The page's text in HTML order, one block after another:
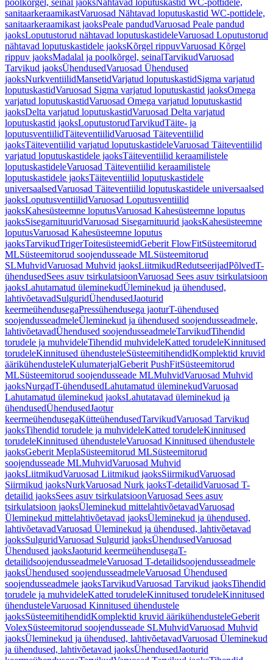
poolkõrgel, seinal jaoksNähtavad loputuskastid WC-pottidele,
sanitaarkeraamikastVaruosad Nähtavad loputuskastid WC-pottidele,
sanitaarkeraamikast jaoksPeale pandudVaruosad Peale pandud
jaoksLoputustorud nähtavad loputuskastideleVaruosad Loputustorud
nähtavad loputuskastidele jaoksKõrgel rippuvVaruosad Kõrgel
rippuv jaoksMadalal ja poolkõrgel, seinalTarvikudVaruosad
Tarvikud jaoksÜhendusedVaruosad Ühendused
jaoksNurkventiilidMansetidVarjatud loputuskastidSigma varjatud
loputuskastidVaruosad Sigma varjatud loputuskastid jaoksOmega
varjatud loputuskastidVaruosad Omega varjatud loputuskastid
jaoksDelta varjatud loputuskastidVaruosad Delta varjatud
loputuskastid jaoksLoputustorudTarvikudTäite- ja
loputusventiilidTäiteventiilidVaruosad Täiteventiilid
jaoksTäiteventiilid varjatud loputuskastideleVaruosad Täiteventiilid
varjatud loputuskastidele jaoksTäiteventiilid keraamilistele
loputuskastideleVaruosad Täiteventiilid keraamilistele
loputuskastidele jaoksTäiteventiilid loputuskastidele
universaalsedVaruosad Täiteventiilid loputuskastidele universaalsed
jaoksLoputusventiilidVaruosad Loputusventiilid
jaoksKahesüsteemne loputusVaruosad Kahesüsteemne loputus
jaoksSisegarnituuridVaruosad Sisegarnituurid jaoksKahesüsteemne
loputusVaruosad Kahesüsteemne loputus
jaoksTarvikudTrigerToitesüsteemidGeberit FlowFitSüsteemitorud
MLSüsteemitorud soojendusseade MLSüsteemitorud
SLMuhvidVaruosad Muhvid jaoksLiitmikudRedutseerijadPõlvedT-
ühendusedSees asuv tsirkulatsioonVaruosad Sees asuv tsirkulatsioon
jaoksLahutamatud üleminekudÜleminekud ja ühendused,
lahtivõetavadSulguridÜhendusedJaoturid
keermeühendusegaPressühendusega jaoturT-ühendused
soojendusseadmeleÜleminekud ja ühendused soojendusseadmele,
lahtivõetavadÜhendused soojendusseadmeleTarvikudTihendid
torudele ja muhvideleTihendid muhvideleKatted torudeleKinnitused
torudeleKinnitused ühendusteleSüsteemitihendidKomplektid kruvid
äärikühendusteleKulumaterjalGeberit PushFitSüsteemitorud
MLSüsteemitorud soojendusseade MLMuhvidVaruosad Muhvid
jaoksNurgadT-ühendusedLahutamatud üleminekudVaruosad
Lahutamatud üleminekud jaoksLahutatavad üleminekud ja
ühendusedÜhendusedJaotur
keermeühendusegaKütteühendusedTarvikudVaruosad Tarvikud
jaoksTihendid torudele ja muhvideleKatted torudeleKinnitused
torudeleKinnitused ühendusteleVaruosad Kinnitused ühendustele
jaoksGeberit MeplaSüsteemitorud MLSüsteemitorud
soojendusseade MLMuhvidVaruosad Muhvid
jaoksLiitmikudVaruosad Liitmikud jaoksSiirmikudVaruosad
Siirmikud jaoksNurkVaruosad Nurk jaoksT-detailidVaruosad T-
detailid jaoksSees asuv tsirkulatsioonVaruosad Sees asuv
tsirkulatsioon jaoksÜleminekud mittelahtivõetavadVaruosad
Üleminekud mittelahtivõetavad jaoksÜleminekud ja ühendused,
lahtivõetavadVaruosad Üleminekud ja ühendused, lahtivõetavad
jaoksSulguridVaruosad Sulgurid jaoksÜhendusedVaruosad
Ühendused jaoksJaoturid keermeühendusegaT-
detailidsoojendusseadmeleVaruosad T-detailidsoojendusseadmele
jaoksÜhendused soojendusseadmeleVaruosad Ühendused
soojendusseadmele jaoksTarvikudVaruosad Tarvikud jaoksTihendid
torudele ja muhvideleKatted torudeleKinnitused torudeleKinnitused
ühendusteleVaruosad Kinnitused ühendustele
jaoksSüsteemitihendidKomplektid kruvid äärikühendusteleGeberit
VolexSüsteemitorud soojendusseade SLMuhvidVaruosad Muhvid
jaoksÜleminekud ja ühendused, lahtivõetavadVaruosad Üleminekud
ja ühendused, lahtivõetavad jaoksÜhendusedJaoturid